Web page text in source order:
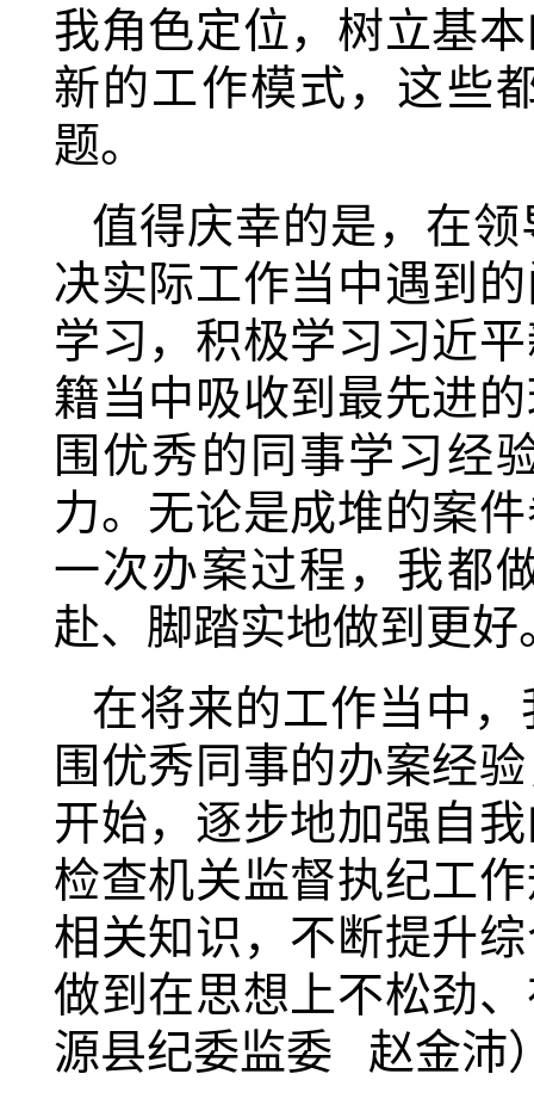
我角色定位，树立基
新的工作模式，这些
题。
值得庆幸的是，在
决实际工作当中遇到
学习，积极学习习近
籍当中吸收到最先进
围优秀的同事学习经
力。无论是成堆的案
一次办案过程，我都
赴、脚踏实地做到更好
在将来的工作当中
围优秀同事的办案经
开始，逐步地加强自
检查机关监督执纪工
相关知识，不断提升
做到在思想上不松劲
源县纪委监委 赵金沛